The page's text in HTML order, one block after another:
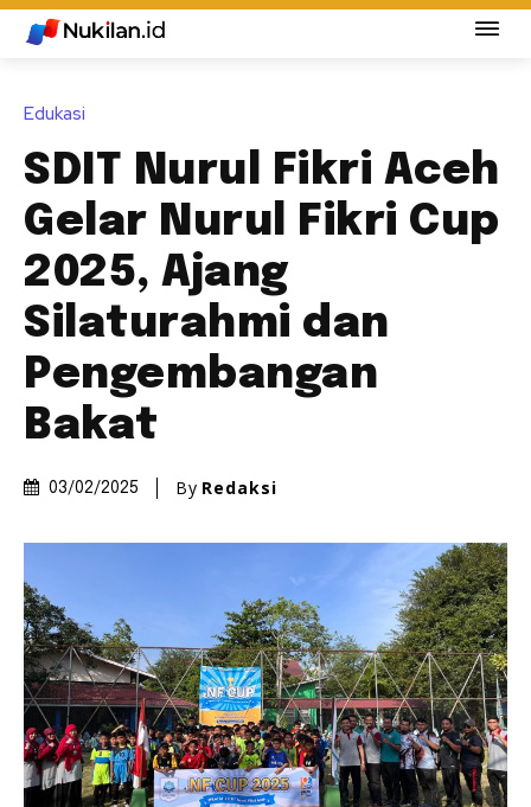
Edukasi
SDIT Nurul Fikri Aceh
Gelar Nurul Fikri Cup
2025, Ajang
Silaturahmi dan
Pengembangan
Bakat
03/02/2025 By Redaksi